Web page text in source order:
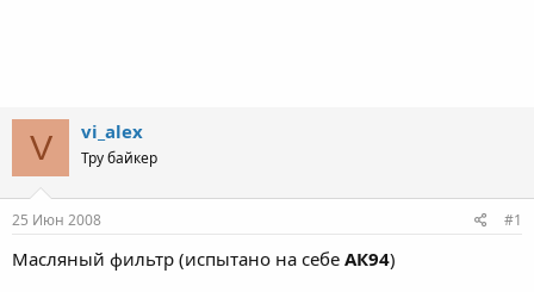
V vi_alex
Тру байкер
25 Июн 2008 #1
Масляный фильтр (испытано на себе АК94)